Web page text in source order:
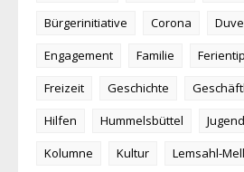
Bürgerinitiative
Corona
Engagement
Familie
Freizeit
Geschichte
Hilfen
Hummelsbüttel
Kolumne
Kultur
Lemsahl-